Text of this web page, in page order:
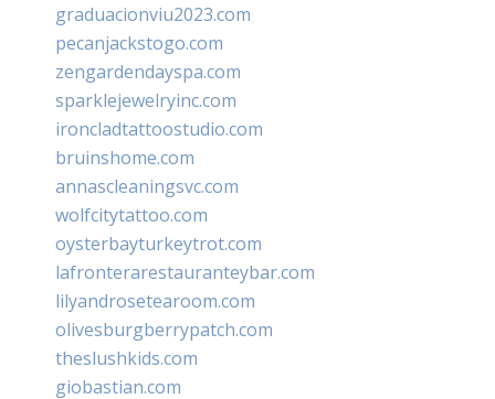
graduacionviu2023.com
pecanjackstogo.com
zengardendayspa.com
sparklejewelryinc.com
ironcladtattoostudio.com
bruinshome.com
annascleaningsvc.com
wolfcitytattoo.com
oysterbayturkeytrot.com
lafronterarestauranteybar.com
lilyandrosetearoom.com
olivesburgberrypatch.com
theslushkids.com
giobastian.com